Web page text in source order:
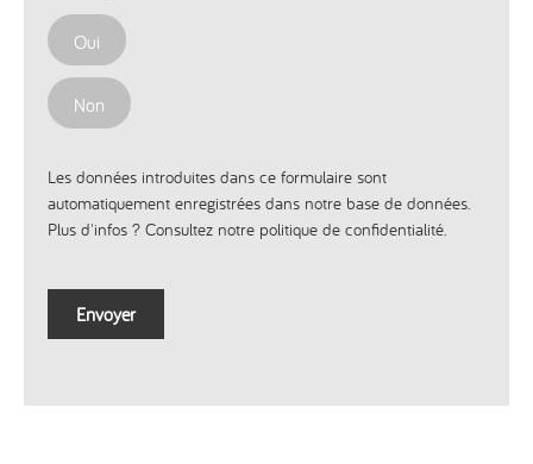
Oui
Non
Les données introduites dans ce formulaire sont
automatiquement enregistrées dans notre base de données.
Plus d'infos ? Consultez notre politique de confidentialité.
Envoyer